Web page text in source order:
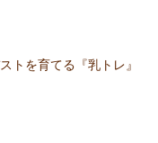
トを育てる『乳トレ』